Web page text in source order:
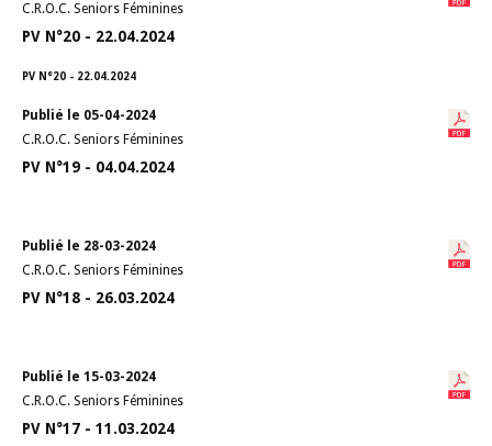
C.R.O.C. Seniors Féminines
PV N°20 - 22.04.2024
PV N°20 - 22.04.2024
Publié le 05-04-2024
C.R.O.C. Seniors Féminines
PV N°19 - 04.04.2024
Publié le 28-03-2024
C.R.O.C. Seniors Féminines
PV N°18 - 26.03.2024
Publié le 15-03-2024
C.R.O.C. Seniors Féminines
PV N°17 - 11.03.2024